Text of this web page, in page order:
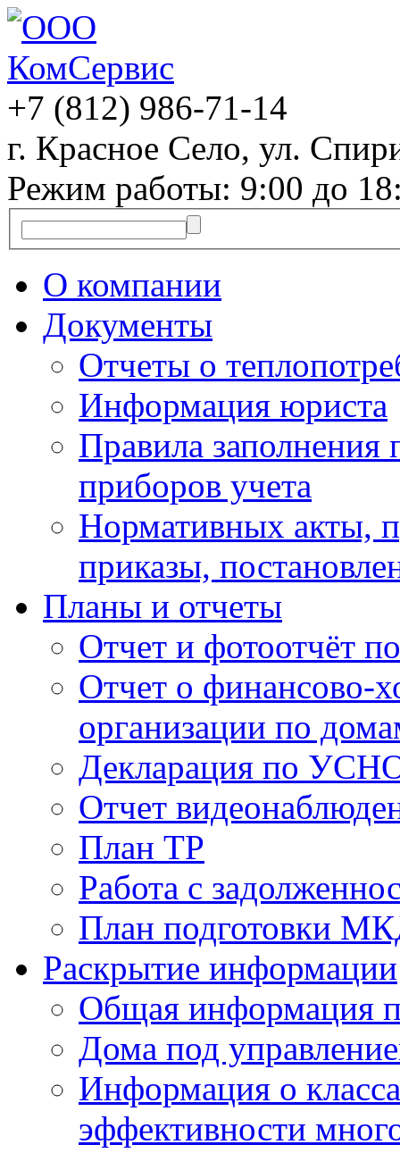
+7 (812) 986-71-14
г. Красное Село, ул.
Режим работы: 9:00 до
О компании
Документы
Отчеты о
Информация юриста
Правила заполнения
приборов учета
Нормативных акты,
приказы,
Планы и отчеты
Отчет и фотоотчёт
Отчет о финансово-
организации по
Декларация по
Отчет
План ТР
Работа с
План подготовки
Раскрытие информации
Общая информация
Дома под
Информация о
эффективности